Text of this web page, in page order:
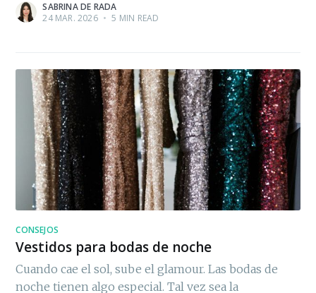
SABRINA DE RADA
24 MAR. 2026 • 5 MIN READ
CONSEJOS
Vestidos para bodas de noche
Cuando cae el sol, sube el glamour. Las bodas de
noche tienen algo especial. Tal vez sea la